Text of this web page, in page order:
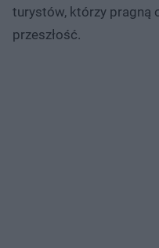
turystów, którzy pragną
przeszłość.